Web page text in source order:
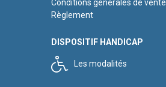
Conditions générales de vente
Règlement
DISPOSITIF HANDICAP
Les modalités